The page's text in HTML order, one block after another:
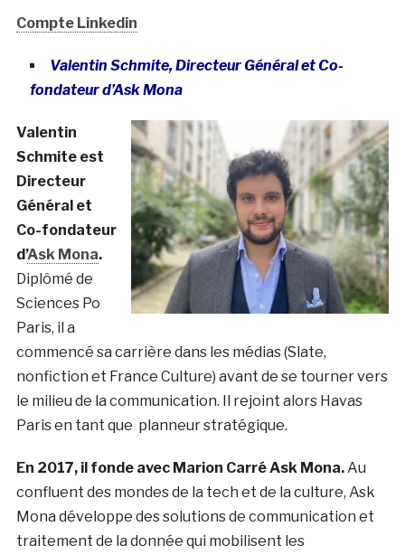
Compte Linkedin
Valentin Schmite, Directeur Général et Co-
fondateur d’Ask Mona
Valentin
Schmite est
Directeur
Général et
Co-fondateur
d’Ask Mona.
Diplômé de
Sciences Po
Paris, il a
commencé sa carrière dans les médias (Slate,
nonfiction et France Culture) avant de se tourner vers
le milieu de la communication. Il rejoint alors Havas
Paris en tant que planneur stratégique.
En 2017, il fonde avec Marion Carré Ask Mona.Au
confluent des mondes de la tech et de la culture, Ask
Mona développe des solutions de communication et
traitement de la donnée qui mobilisent les